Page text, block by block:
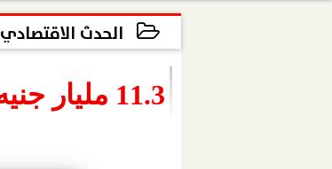
الحدث الاقتصادي
11.3 مليار جنيه خسائر البورصة المصرية بسبب ”أوميكرون”